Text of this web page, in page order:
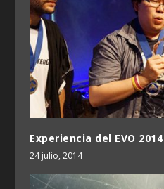
Experiencia del EVO 2014
24 julio, 2014